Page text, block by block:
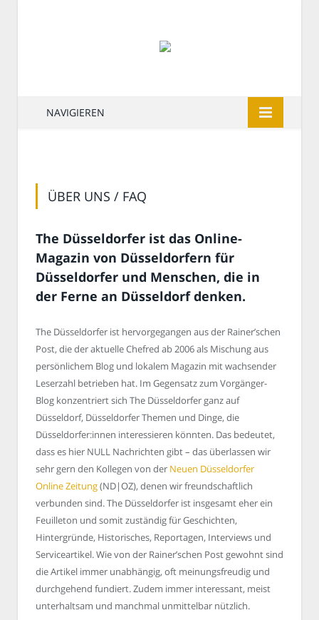
NAVIGIEREN
ÜBER UNS / FAQ
The Düsseldorfer ist das Online-
Magazin von Düsseldorfern für
Düsseldorfer und Menschen, die in
der Ferne an Düsseldorf denken.
The Düsseldorfer ist hervorgegangen aus der Rainer’schen
Post, die der aktuelle Chefred ab 2006 als Mischung aus
persönlichem Blog und lokalem Magazin mit wachsender
Leserzahl betrieben hat. Im Gegensatz zum Vorgänger-
Blog konzentriert sich The Düsseldorfer ganz auf
Düsseldorf, Düsseldorfer Themen und Dinge, die
Düsseldorfer:innen interessieren könnten. Das bedeutet,
dass es hier NULL Nachrichten gibt – das überlassen wir
sehr gern den Kollegen von der Neuen Düsseldorfer
Online Zeitung(ND|OZ), denen wir freundschaftlich
verbunden sind. The Düsseldorfer ist insgesamt eher ein
Feuilleton und somit zuständig für Geschichten,
Hintergründe, Historisches, Reportagen, Interviews und
Serviceartikel. Wie von der Rainer’schen Post gewohnt sind
die Artikel immer unabhängig, oft meinungsfreudig und
durchgehend fundiert. Zudem immer interessant, meist
unterhaltsam und manchmal unmittelbar nützlich.